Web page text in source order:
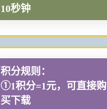
10秒钟
积分规则：
①1积分=1元，可直接购
买下载